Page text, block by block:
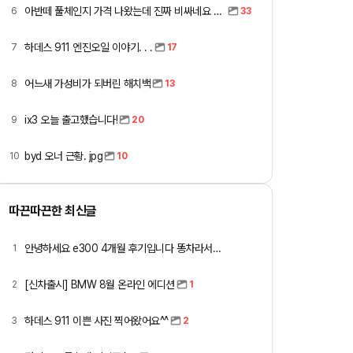
6 아반떼 풀체인지 가격 나왔는데 진짜 비싸네요 ㅎㅎ 33
7 하데스 911 엔진오일 이야기. . . 17
8 어느새 가성비가 되버린 해치백 13
9 ix3 오늘 출고했습니다! 20
10 byd 오너 근황. jpg 10
따끈따끈한 최신글
1 안녕하세요 e300 4개월 후기입니다 똥차라서올림
2 [신차출시] BMW 8월 온라인 에디션 1
3 하데스 911 이쁜 사진 찍어왔어요^^ 2